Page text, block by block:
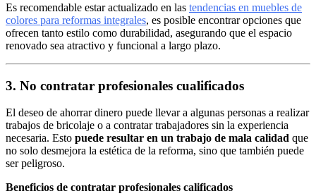
Es recomendable estar actualizado en las tendencias en muebles de
colores para reformas integrales, es posible encontrar opciones que
ofrecen tanto estilo como durabilidad, asegurando que el espacio
renovado sea atractivo y funcional a largo plazo.
3. No contratar profesionales cualificados
El deseo de ahorrar dinero puede llevar a algunas personas a realizar
trabajos de bricolaje o a contratar trabajadores sin la experiencia
necesaria. Esto puede resultar en un trabajo de mala calidad que
no solo desmejora la estética de la reforma, sino que también puede
ser peligroso.
Beneficios de contratar profesionales calificados